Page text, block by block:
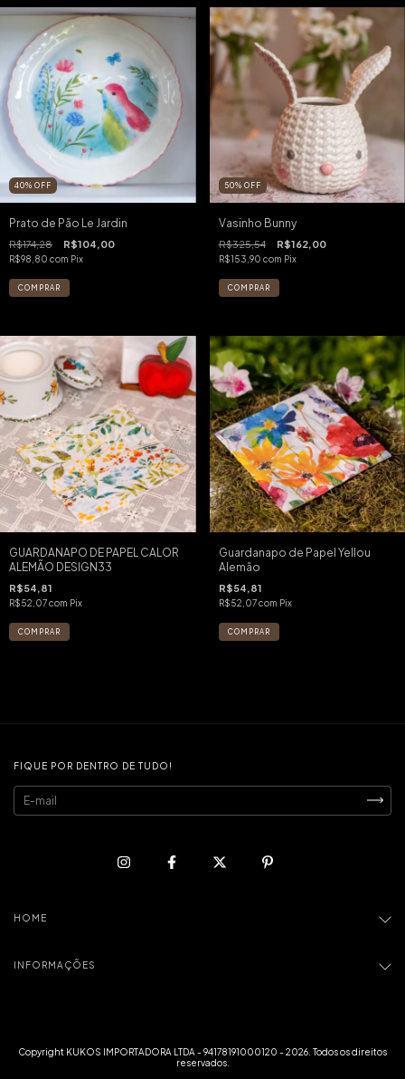
40% OFF
Prato de Pão Le Jardin
R$174,28 R$104,00
R$98,80 com Pix
50% OFF
Vasinho Bunny
R$325,54 R$162,00
R$153,90 com Pix
GUARDANAPO DE PAPEL CALOR
ALEMÃO DESIGN33
R$54,81
R$52,07com Pix
Guardanapo de Papel Yellou
Alemão
R$54,81
R$52,07com Pix
FIQUE POR DENTRO DE TUDO!
HOME
INFORMAÇÕES
Copyright KUKOS IMPORTADORA LTDA - 94178191000120 - 2026. Todos os direitos
reservados.